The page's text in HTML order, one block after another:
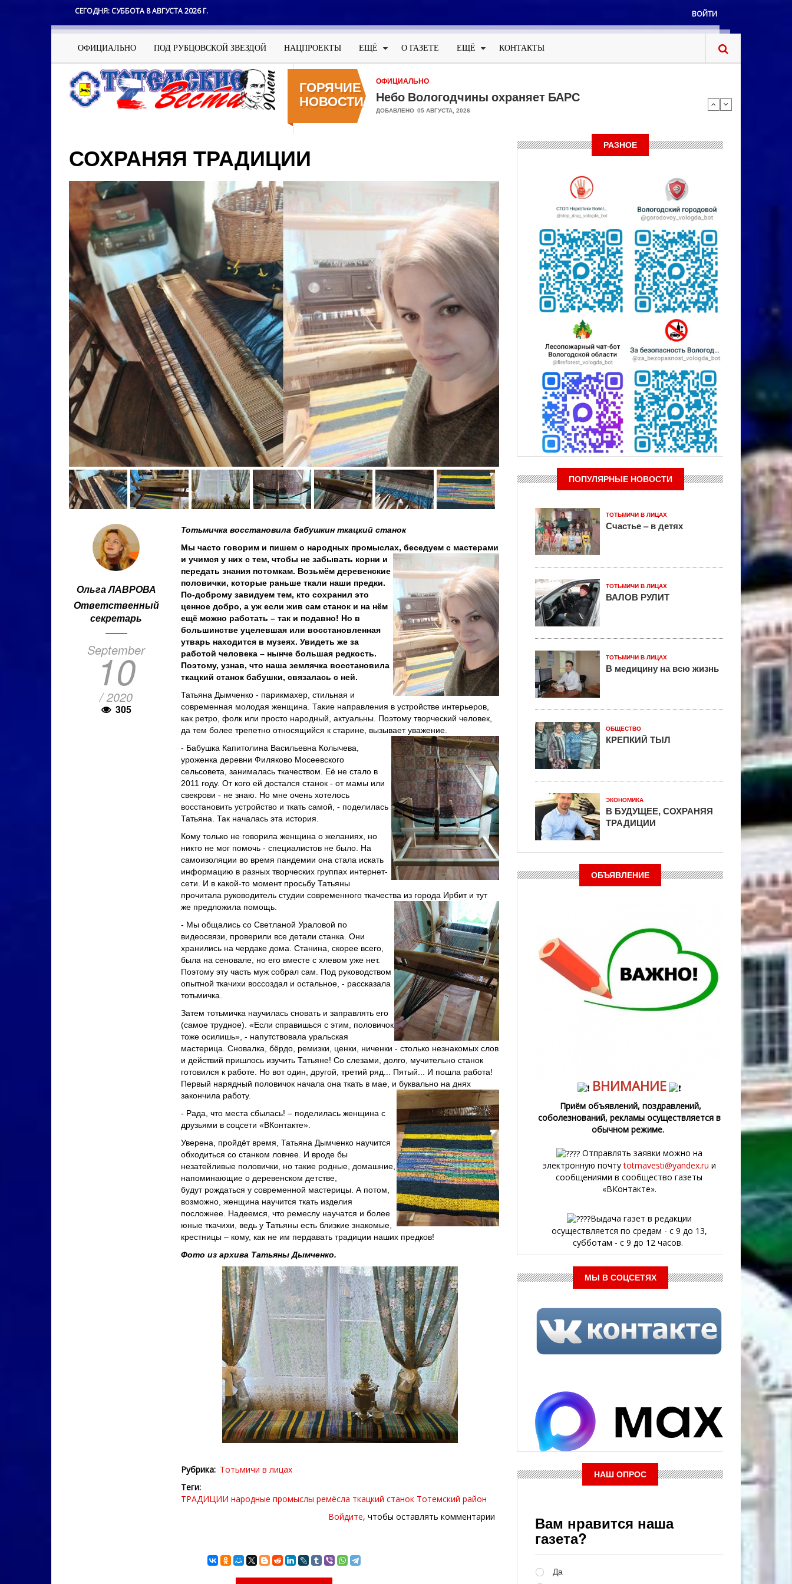
СЕГОДНЯ: СУББОТА 8 АВГУСТА 2026 Г.
Меню
учётной
записи
пользователя
ВОЙТИ
Основная
навигация
ОФИЦИАЛЬНО ПОД РУБЦОВСКОЙ ЗВЕЗДОЙ НАЦПРОЕКТЫ ЕЩЁ О ГАЗЕТЕ ЕЩЁ КОНТАКТЫ
ГОРЯЧИЕ
НОВОСТИ
ОФИЦИАЛЬНО
Небо Вологодчины охраняет БАРС
ДОБАВЛЕНО 05 АВГУСТА, 2026
СОХРАНЯЯ ТРАДИЦИИ
Ольга ЛАВРОВА
Ответственный
секретарь
September
10
/ 2020
305
Тотьмичка восстановила бабушкин ткацкий станок
Мы часто говорим и пишем о народных промыслах, беседуем с мастерами
и учимся у них с тем, чтобы не забывать корни и
передать знания потомкам. Возьмём деревенские
половички, которые раньше ткали наши предки.
По-доброму завидуем тем, кто сохранил это
ценное добро, а уж если жив сам станок и на нём
ещё можно работать – так и подавно! Но в
большинстве уцелевшая или восстановленная
утварь находится в музеях. Увидеть же за
работой человека – нынче большая редкость.
Поэтому, узнав, что наша землячка восстановила
ткацкий станок бабушки, связалась с ней.
Татьяна Дымченко - парикмахер, стильная и
современная молодая женщина. Такие направления в устройстве интерьеров,
как ретро, фолк или просто народный, актуальны. Поэтому творческий человек,
да тем более трепетно относящийся к старине, вызывает уважение.
- Бабушка Капитолина Васильевна Колычева,
уроженка деревни Филяково Мосеевского
сельсовета, занималась ткачеством. Её не стало в
2011 году. От кого ей достался станок - от мамы или
свекрови - не знаю. Но мне очень хотелось
восстановить устройство и ткать самой, - поделилась
Татьяна. Так началась эта история.
Кому только не говорила женщина о желаниях, но
никто не мог помочь - специалистов не было. На
самоизоляции во время пандемии она стала искать
информацию в разных творческих группах интернет-
сети. И в какой-то момент просьбу Татьяны
прочитала руководитель студии современного ткачества из города Ирбит и тут
же предложила помощь.
- Мы общались со Светланой Ураловой по
видеосвязи, проверили все детали станка. Они
хранились на чердаке дома. Станина, скорее всего,
была на сеновале, но его вместе с хлевом уже нет.
Поэтому эту часть муж собрал сам. Под руководством
опытной ткачихи воссоздал и остальное, - рассказала
тотьмичка.
Затем тотьмичка научилась сновать и заправлять его
(самое трудное). «Если справишься с этим, половичок
тоже осилишь», - напутствовала уральская
мастерица. Сновалка, бёрдо, ремизки, ценки, ниченки - столько незнакомых слов
и действий пришлось изучить Татьяне! Со слезами, долго, мучительно станок
готовился к работе. Но вот один, другой, третий ряд... Пятый... И пошла работа!
Первый нарядный половичок начала она ткать в мае, и буквально на днях
закончила работу.
- Рада, что места сбылась! – поделилась женщина с
друзьями в соцсети «ВКонтакте».
Уверена, пройдёт время, Татьяна Дымченко научится
обходиться со станком ловчее. И вроде бы
незатейливые половички, но такие родные, домашние,
напоминающие о деревенском детстве,
будут рождаться у современной мастерицы. А потом,
возможно, женщина научится ткать изделия
посложнее. Надеемся, что ремеслу научатся и более
юные ткачихи, ведь у Татьяны есть близкие знакомые,
крестницы – кому, как не им пердавать традиции наших предков!
Фото из архива Татьяны Дымченко.
Рубрика Тотьмичи в лицах
Теги
ТРАДИЦИИ народные промыслы ремёсла ткацкий станок Тотемский район
Войдите, чтобы оставлять комментарии
РАЗНОЕ
ПОПУЛЯРНЫЕ НОВОСТИ
ТОТЬМИЧИ В ЛИЦАХ
Счастье – в детях
ТОТЬМИЧИ В ЛИЦАХ
ВАЛОВ РУЛИТ
ТОТЬМИЧИ В ЛИЦАХ
В медицину на всю жизнь
ОБЩЕСТВО
КРЕПКИЙ ТЫЛ
ЭКОНОМИКА
В БУДУЩЕЕ, СОХРАНЯЯ
ТРАДИЦИИ
ОБЪЯВЛЕНИЕ
ВНИМАНИЕ
Приём объявлений, поздравлений,
соболезнований, рекламы осуществляется в
обычном режиме.
Отправлять заявки можно на
электронную почтуtotmavesti@yandex.ru и
сообщениями в сообщество газеты
«ВКонтакте».
Выдача газет в редакции
осуществляется по средам - с 9 до 13,
субботам - с 9 до 12 часов.
МЫ В СОЦСЕТЯХ
НАШ ОПРОС
Вам нравится наша
газета?
Да